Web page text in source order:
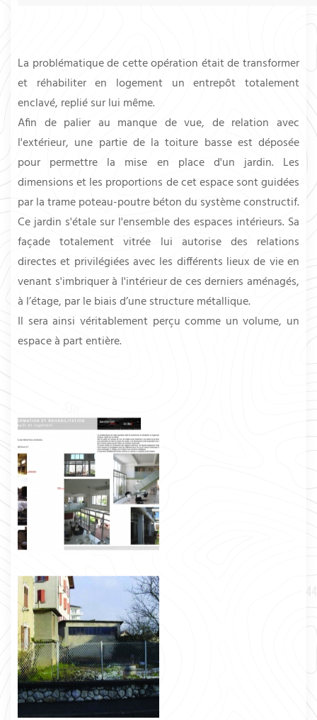
La problématique de cette opération était de transformer
et réhabiliter en logement un entrepôt totalement
enclavé, replié sur lui même.
Afin de palier au manque de vue, de relation avec
l'extérieur, une partie de la toiture basse est déposée
pour permettre la mise en place d'un jardin. Les
dimensions et les proportions de cet espace sont guidées
par la trame poteau-poutre béton du système constructif.
Ce jardin s'étale sur l'ensemble des espaces intérieurs. Sa
façade totalement vitrée lui autorise des relations
directes et privilégiées avec les différents lieux de vie en
venant s'imbriquer à l'intérieur de ces derniers aménagés,
à l’étage, par le biais d’une structure métallique.
Il sera ainsi véritablement perçu comme un volume, un
espace à part entière.